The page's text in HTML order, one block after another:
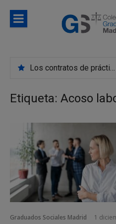
contenido
Los contratos de prácticas se convierten en indefinidos con mayor frecuencia de lo que creemos
Etiqueta: Acoso
Graduados Sociales Madrid 1